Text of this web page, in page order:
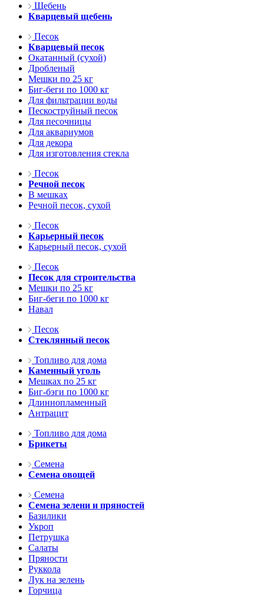
Щебень
Кварцевый щебень
Песок
Кварцевый песок
Окатанный (сухой)
Дробленый
Мешки по 25 кг
Биг-беги по 1000 кг
Для фильтрации воды
Пескоструйный песок
Для песочницы
Для аквариумов
Для декора
Для изготовления стекла
Песок
Речной песок
В мешках
Речной песок, сухой
Песок
Карьерный песок
Карьерный песок, сухой
Песок
Песок для строительства
Мешки по 25 кг
Биг-беги по 1000 кг
Навал
Песок
Стеклянный песок
Топливо для дома
Каменный уголь
Мешках по 25 кг
Биг-бэги по 1000 кг
Длиннопламенный
Антрацит
Топливо для дома
Брикеты
Семена
Семена овощей
Семена
Семена зелени и пряностей
Базилики
Укроп
Петрушка
Салаты
Пряности
Руккола
Лук на зелень
Горчица